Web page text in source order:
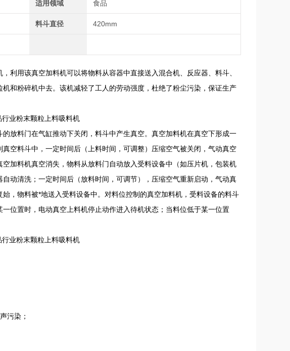
适用领域 食品
料斗直径 420mm
利用该真空加料机可以将物料从容器中直接送入混合机、反应器、料斗、
和粉碎机中去。该机减轻了工人的劳动强度，杜绝了粉尘污染，保证生产
放料门在气缸推动下关闭，料斗中产生真空。真空加料机在真空下形成一
空料斗中，一定时间后（上料时间，可调整）压缩空气被关闭，气动真空
加料机真空消失，物料从放料门自动放入受料设备中（如压片机，包装机
动清洗；一定时间后（放料时间，可调节），压缩空气重新启动，气动真
，物料被*地送入受料设备中。对料位控制的真空加料机，受料设备的料斗
位置时，电动真空上料机停止动作进入待机状态；当料位低于某一位置
污染；